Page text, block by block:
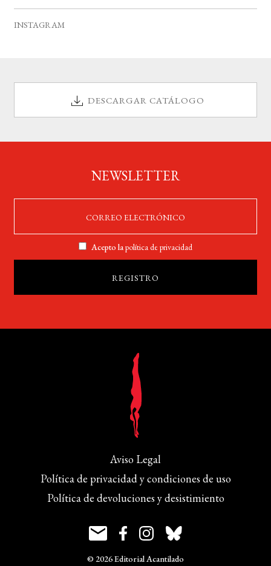
INSTAGRAM
DESCARGAR CATÁLOGO
NEWSLETTER
Acepto lapolítica de privacidad
Aviso Legal
Política de privacidad y condiciones de uso
Política de devoluciones y desistimiento
© 2026 Editorial Acantilado